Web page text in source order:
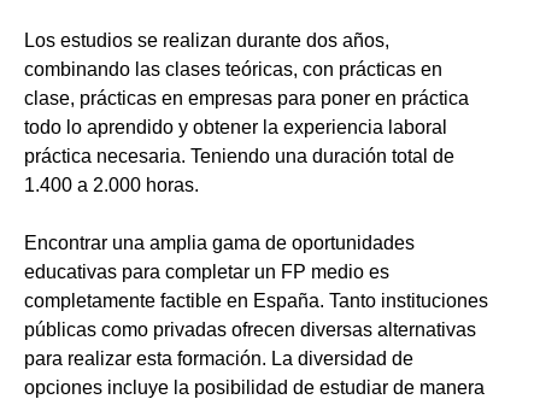
Los estudios se realizan durante dos años,
combinando las clases teóricas, con prácticas en
clase, prácticas en empresas para poner en práctica
todo lo aprendido y obtener la experiencia laboral
práctica necesaria. Teniendo una duración total de
1.400 a 2.000 horas.
Encontrar una amplia gama de oportunidades
educativas para completar un FP medio es
completamente factible en España. Tanto instituciones
públicas como privadas ofrecen diversas alternativas
para realizar esta formación. La diversidad de
opciones incluye la posibilidad de estudiar de manera